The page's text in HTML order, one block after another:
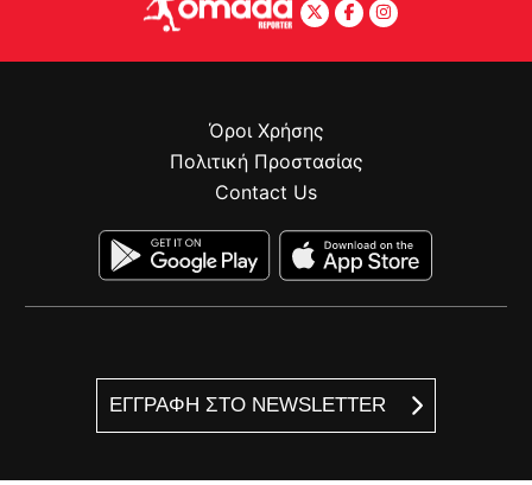
ΕΓΓΡΑΦΗ ΣΤΟ NEWSLETTER
Όροι Χρήσης
Πολιτική Προστασίας
Contact Us